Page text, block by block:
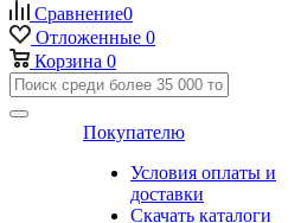
Сравнение0
Отложенные 0
Корзина 0
Покупателю
Условия оплаты и
доставки
Скачать каталоги